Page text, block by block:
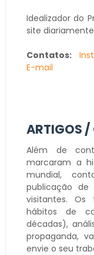
Idealizador do
site
Contatos:
E-mail
ARTIGOS /
Além de
marcaram a
mundial,
publicação de
visitantes. Os
hábitos de
décadas),
propaganda,
envie o seu